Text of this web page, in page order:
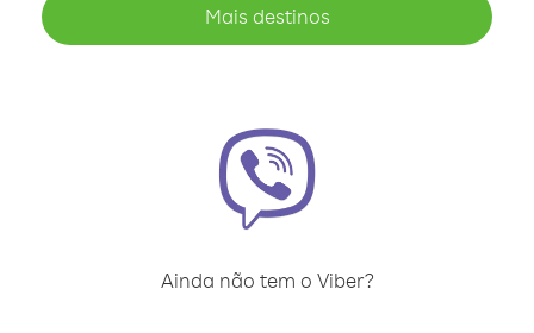
Mais destinos
Ainda não tem o Viber?